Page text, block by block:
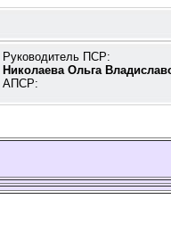
Руководитель ПСР:
Николаева Ольга
АПСР: